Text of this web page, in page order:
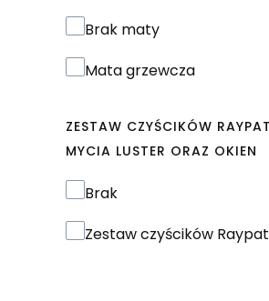
Mata grzewcza
Brak maty
Mata grzewcza
ZESTAW CZYŚCIKÓW
MYCIA LUSTER ORAZ OKIEN
Zestaw czyścików
Brak
Zestaw czyścików